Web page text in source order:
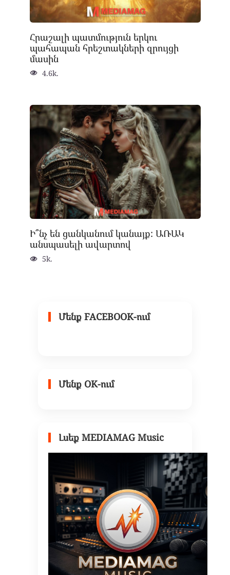
Հրաշալի պատմություն երկու
պահապան հրեշտակների զրույցի
մասին
4.6k.
Ի՞նչ են ցանկանում կանայք: ԱՌԱԿ
անսպասելի ավարտով
5k.
Մենք FACEBOOK-ում
Մենք OK-ում
Լսեք MEDIAMAG Music